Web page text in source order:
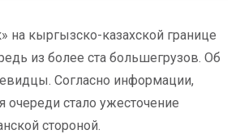
на кыргызско-казахской границе
из более ста большегрузов. Об
Согласно информации,
очереди стало ужесточение
стороной.